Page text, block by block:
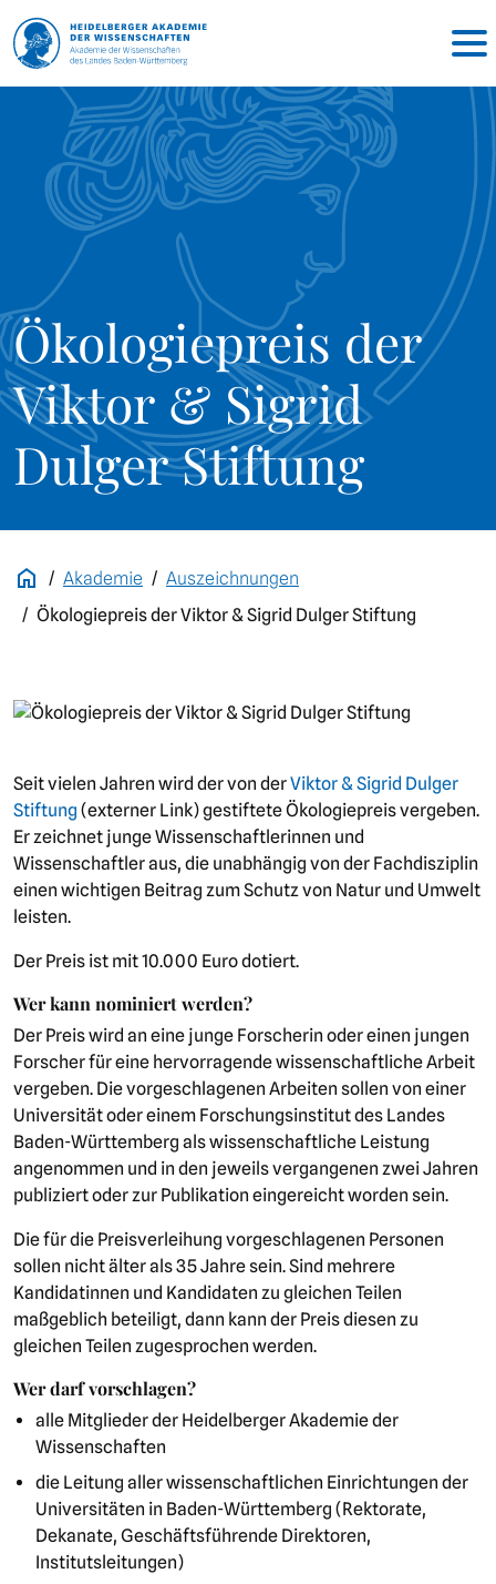
Ökologiepreis der
Viktor & Sigrid
Dulger Stiftung
Akademie
Auszeichnungen
Ökologiepreis der Viktor & Sigrid Dulger Stiftung
Seit vielen Jahren wird der von derViktor & Sigrid Dulger
Stiftung (externer Link) gestiftete Ökologiepreis vergeben.
Er zeichnet junge Wissenschaftlerinnen und
Wissenschaftler aus, die unabhängig von der Fachdisziplin
einen wichtigen Beitrag zum Schutz von Natur und Umwelt
leisten.
Der Preis ist mit 10.000 Euro dotiert.
Wer kann nominiert werden?
Der Preis wird an eine junge Forscherin oder einen jungen
Forscher für eine hervorragende wissenschaftliche Arbeit
vergeben. Die vorgeschlagenen Arbeiten sollen von einer
Universität oder einem Forschungsinstitut des Landes
Baden-Württemberg als wissenschaftliche Leistung
angenommen und in den jeweils vergangenen zwei Jahren
publiziert oder zur Publikation eingereicht worden sein.
Die für die Preisverleihung vorgeschlagenen Personen
sollen nicht älter als 35 Jahre sein. Sind mehrere
Kandidatinnen und Kandidaten zu gleichen Teilen
maßgeblich beteiligt, dann kann der Preis diesen zu
gleichen Teilen zugesprochen werden.
Wer darf vorschlagen?
alle Mitglieder der Heidelberger Akademie der
Wissenschaften
die Leitung aller wissenschaftlichen Einrichtungen der
Universitäten in Baden-Württemberg (Rektorate,
Dekanate, Geschäftsführende Direktoren,
Institutsleitungen)
Bild